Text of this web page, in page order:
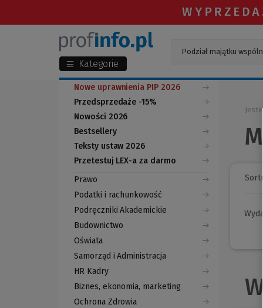
Kategorie
Nowe uprawnienia PIP 2026
Przedsprzedaże -15%
Nowości 2026
Bestsellery
Teksty ustaw 2026
Przetestuj LEX-a za darmo
(Nowe
okno)
(Link
do
innej
strony)
Prawo
Podatki i rachunkowość
Podręczniki Akademickie
Budownictwo
Oświata
Samorząd i Administracja
HR Kadry
Biznes, ekonomia, marketing
Ochrona Zdrowia